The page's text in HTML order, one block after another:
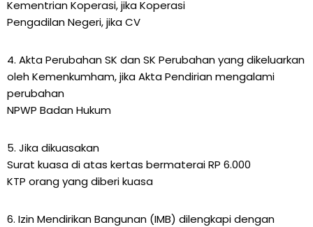
Kementrian Koperasi, jika Koperasi
Pengadilan Negeri, jika CV
4. Akta Perubahan SK dan SK Perubahan yang dikeluarkan
oleh Kemenkumham, jika Akta Pendirian mengalami
perubahan
NPWP Badan Hukum
5. Jika dikuasakan
Surat kuasa di atas kertas bermaterai RP 6.000
KTP orang yang diberi kuasa
6. Izin Mendirikan Bangunan (IMB) dilengkapi dengan